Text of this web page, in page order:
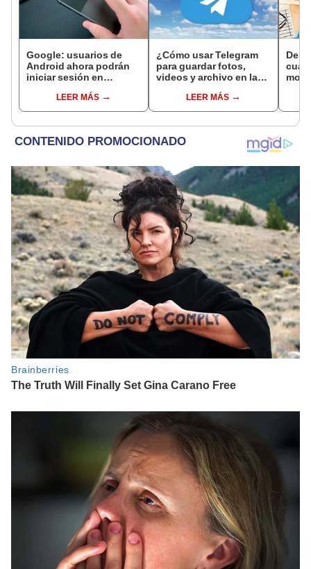
Google: usuarios de
Android ahora podrán
iniciar sesión en
huella dactilar [VIDEO]
LEER MÁS
¿Cómo usar Telegram
para guardar fotos,
videos y archivo en la
LEER MÁS